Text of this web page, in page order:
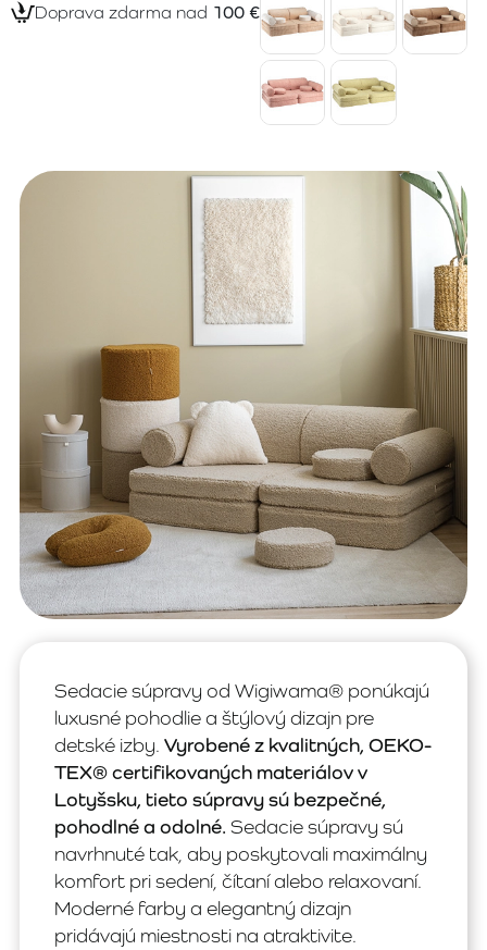
Doprava zdarma nad 100 €
Sedacie súpravy od Wigiwama® ponúkajú
luxusné pohodlie a štýlový dizajn pre
detské izby. Vyrobené z kvalitných, OEKO-
TEX® certifikovaných materiálov v
Lotyšsku, tieto súpravy sú bezpečné,
pohodlné a odolné. Sedacie súpravy sú
navrhnuté tak, aby poskytovali maximálny
komfort pri sedení, čítaní alebo relaxovaní.
Moderné farby a elegantný dizajn
pridávajú miestnosti na atraktivite.